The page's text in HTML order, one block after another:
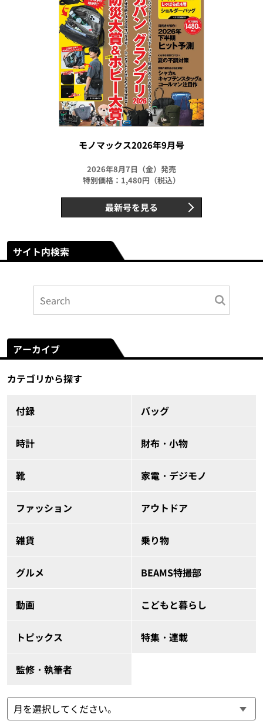
モノマックス2026年9月号
2026年8月7日（金）発売
特別価格：1,480円（税込）
最新号を見る
サイト内検索
アーカイブ
カテゴリから探す
付録 バッグ
時計 財布・小物
靴 家電・デジモノ
ファッション アウトドア
雑貨 乗り物
グルメ BEAMS特撮部
動画 こどもと暮らし
トピックス 特集・連載
監修・執筆者